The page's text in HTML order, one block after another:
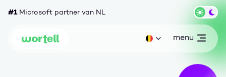
#1Microsoft partner van NL
Wortell Huidige taal: be
open
menu